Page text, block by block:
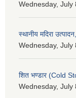
Wednesday,
स्थानीय मदिरा
Wednesday, July
शित भण्डार (Cold
Wednesday, July